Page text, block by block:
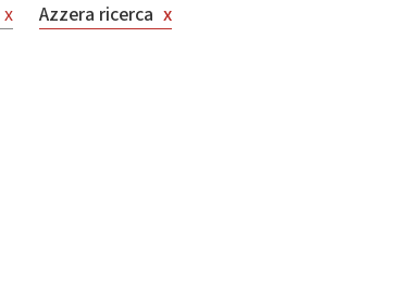
x Azzera ricerca x